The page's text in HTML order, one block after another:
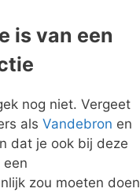
is van een
nog niet. Vergeet
als Vandebron en
dat je ook bij deze
zou moeten doen